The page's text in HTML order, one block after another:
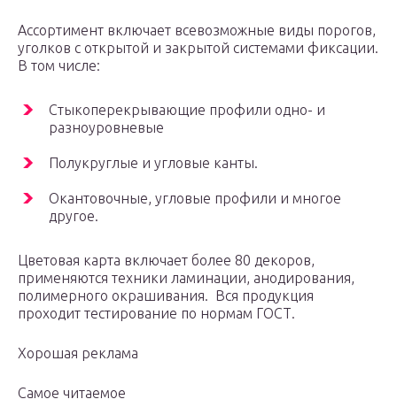
Ассортимент включает всевозможные виды порогов,
уголков с открытой и закрытой системами фиксации.
В том числе:
Стыкоперекрывающие профили одно- и
разноуровневые
Полукруглые и угловые канты.
Окантовочные, угловые профили и многое
другое.
Цветовая карта включает более 80 декоров,
применяются техники ламинации, анодирования,
полимерного окрашивания. Вся продукция
проходит тестирование по нормам ГОСТ.
Хорошая реклама
Самое читаемое